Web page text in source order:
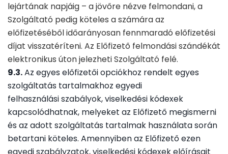
lejártának napjáig – a jövőre nézve felmondani, a
Szolgáltató pedig köteles a számára az
előfizetéséből időarányosan fennmaradó előfizetési
díjat visszatéríteni. Az Előfizető felmondási szándékát
elektronikus úton jelezheti Szolgáltató felé.
9.3.Az egyes előfizetői opciókhoz rendelt egyes
szolgáltatás tartalmakhoz egyedi
felhasználási szabályok, viselkedési kódexek
kapcsolódhatnak, melyeket az Előfizető megismerni
és az adott szolgáltatás tartalmak használata során
betartani köteles. Amennyiben az Előfizető ezen